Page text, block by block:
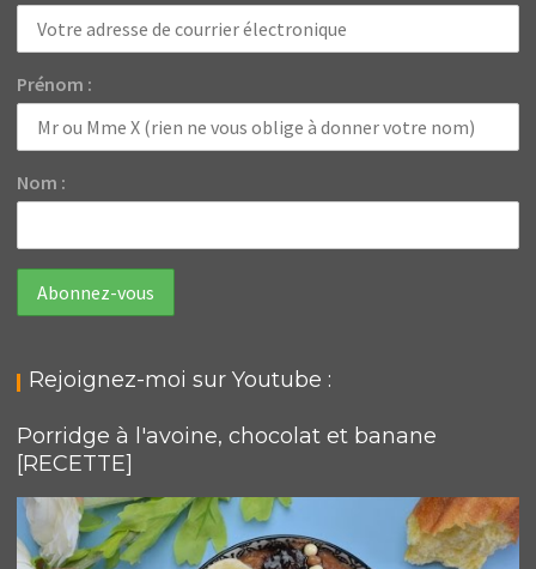
Prénom :
Nom :
Rejoignez-moi sur Youtube :
Porridge à l'avoine, chocolat et banane
[RECETTE]